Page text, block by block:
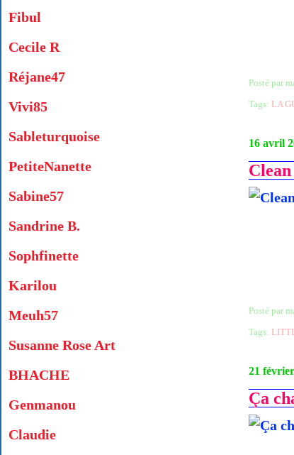
Fibul
Cecile R
Réjane47
Vivi85
Sableturquoise
PetiteNanette
Sabine57
Sandrine B.
Sophfinette
Karilou
Meuh57
Susanne Rose Art
BHACHE
Genmanou
Claudie
Posté par
Tags: LA
16 avril
Posté par
Tags:
21
Ça